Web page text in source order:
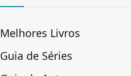
Melhores Livros
Guia de Séries